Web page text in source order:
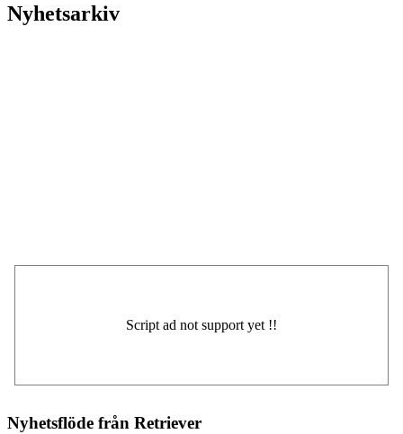
Nyhetsarkiv
Nyhetsflöde från Retriever